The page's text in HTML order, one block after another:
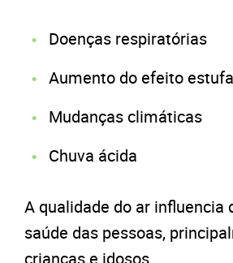
Doenças respiratórias
Aumento do efeito estufa
Mudanças climáticas
Chuva ácida
A qualidade do ar influencia
saúde das pessoas,
crianças e idosos.